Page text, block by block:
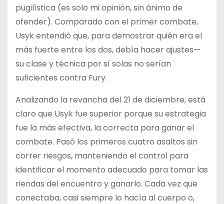
pugilística (es solo mi opinión, sin ánimo de
ofender). Comparado con el primer combate,
Usyk entendió que, para demostrar quién era el
más fuerte entre los dos, debía hacer ajustes—
su clase y técnica por sí solas no serían
suficientes contra Fury.
Analizando la revancha del 21 de diciembre, está
claro que Usyk fue superior porque su estrategia
fue la más efectiva, la correcta para ganar el
combate. Pasó los primeros cuatro asaltos sin
correr riesgos, manteniendo el control para
identificar el momento adecuado para tomar las
riendas del encuentro y ganarlo. Cada vez que
conectaba, casi siempre lo hacía al cuerpo o,